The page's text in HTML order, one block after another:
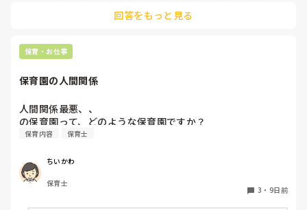
回答をもっと見る
保育・お仕事
保育園の人間関係
人間関係最悪、、
の保育園って、どのような保育園ですか？
保育内容 保育士
ちいかわ
保育士
3 ・ 9日前